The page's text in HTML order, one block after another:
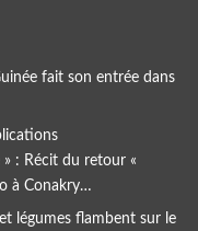
fait son entrée dans
: Récit du retour «
à Conakry…
légumes flambent sur le